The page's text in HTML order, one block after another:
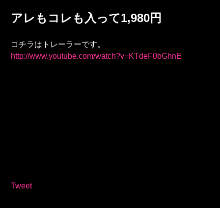
アレもコレも入って1,980円
コチラはトレーラーです。
http://www.youtube.com/watch?v=KTdeF0bGhnE
Tweet